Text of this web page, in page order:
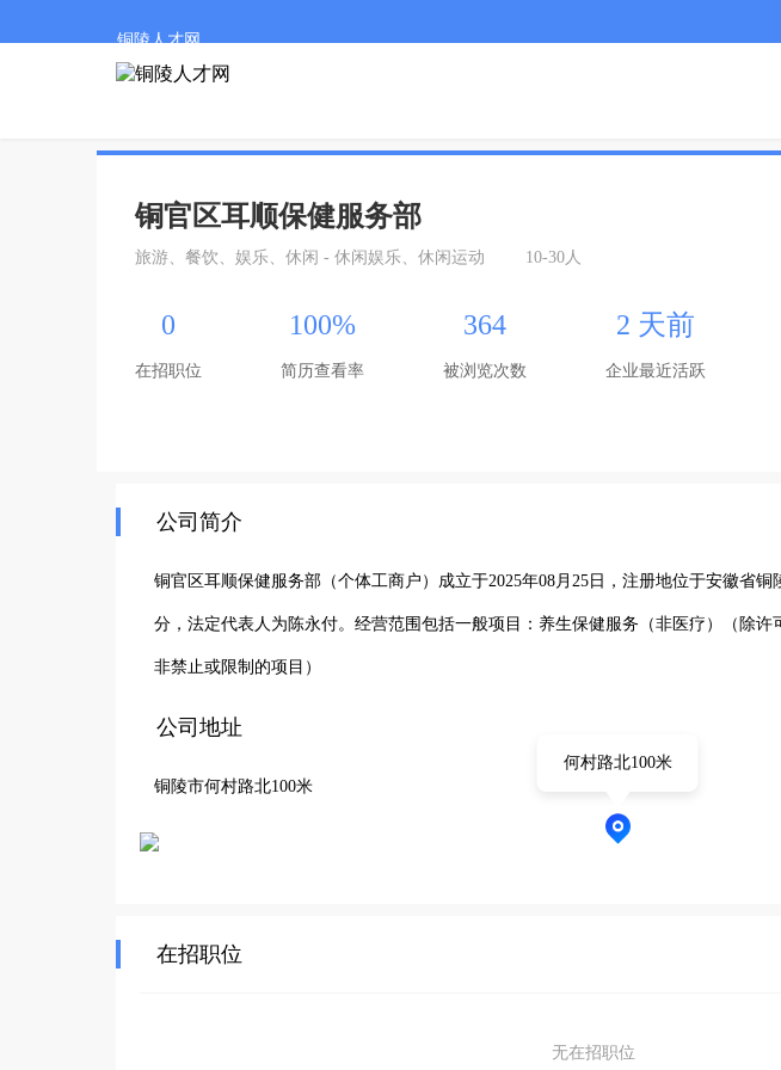
铜陵人才网
铜官区耳顺保健服务部
旅游、餐饮、娱乐、休闲 - 休闲娱乐、休闲运动 10-30人
0
在招职位
100%
简历查看率
364
被浏览次数
2 天前
企业最近活跃
公司简介
铜官区耳顺保健服务部（个体工商户）成立于2025年08月25日，注册地位于安徽省铜
分，法定代表人为陈永付。经营范围包括一般项目：养生保健服务（非医疗）（除
非禁止或限制的项目）
公司地址
铜陵市何村路北100米
何村路北100米
在招职位
无在招职位